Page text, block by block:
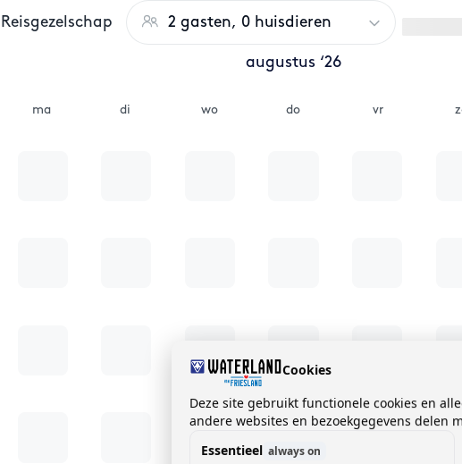
Reisgezelschap 2 gasten, 0 huisdieren
augustus ‘26
ma di wo do vr
Cookies
Deze site gebruikt functionele cookies en
andere websites en bezoekgegevens delen
Essentieel always on